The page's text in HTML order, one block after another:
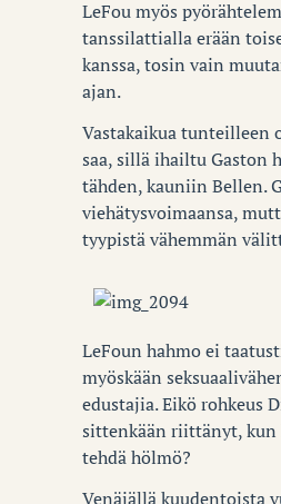
LeFou myös
tanssilattialla erään
kanssa, tosin vain
ajan.
Vastakaikua tunteilleen
saa, sillä ihailtu Gaston
tähden, kauniin Bellen.
viehätysvoimaansa,
tyypistä vähemmän
LeFoun hahmo ei
myöskään
edustajia. Eikö rohkeus
sittenkään riittänyt, kun
tehdä hölmö?
Venäjällä kuudentoista